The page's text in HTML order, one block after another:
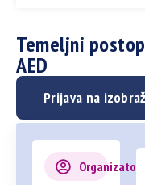
Temeljni
AED
Prijava na
Organizator